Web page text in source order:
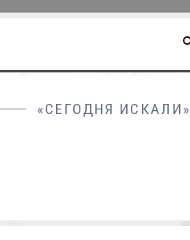
«СЕГОДНЯ ИСКАЛИ»